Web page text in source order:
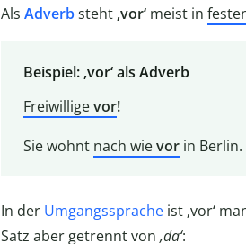
Als Adverbsteht‚vor‘ meist in
Beispiel: ‚vor‘ als Adverb
Freiwilligevor!
Sie wohnt nach wievorin Berlin.
In der Umgangssprache ist ‚vor‘
Satz aber getrennt von ‚da‘: